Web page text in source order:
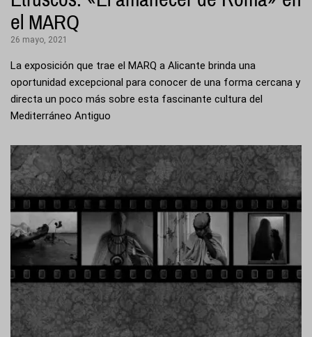
el MARQ
26 mayo, 2021
La exposición que trae el MARQ a Alicante brinda una
oportunidad excepcional para conocer de una forma cercana y
directa un poco más sobre esta fascinante cultura del
Mediterráneo Antiguo